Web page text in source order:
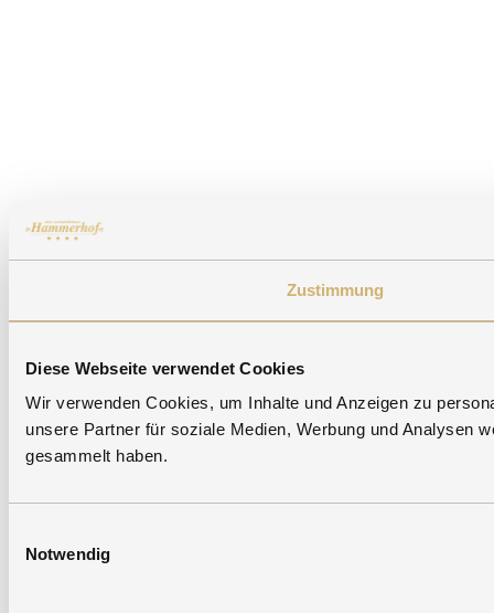
Zustimmung
Diese Webseite verwendet Cookies
Wir verwenden Cookies, um Inhalte und Anzeigen zu
unsere Partner für soziale Medien, Werbung und Analysen
gesammelt haben.
Notwendig